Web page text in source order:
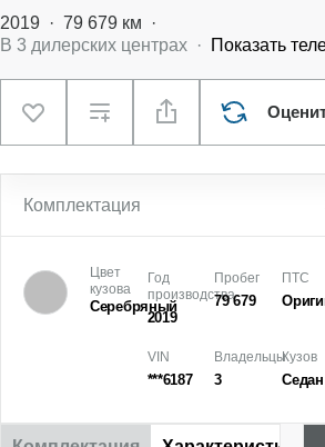
2019 · 79 679 км ·
В 3 дилерских центрах · Показать
Комплектация
Цвет
кузова
Серебряный
Год
производства
2019
Пробег
79 679
ПТС
VIN
***6187
Владельцы
3
Кузов
Седан